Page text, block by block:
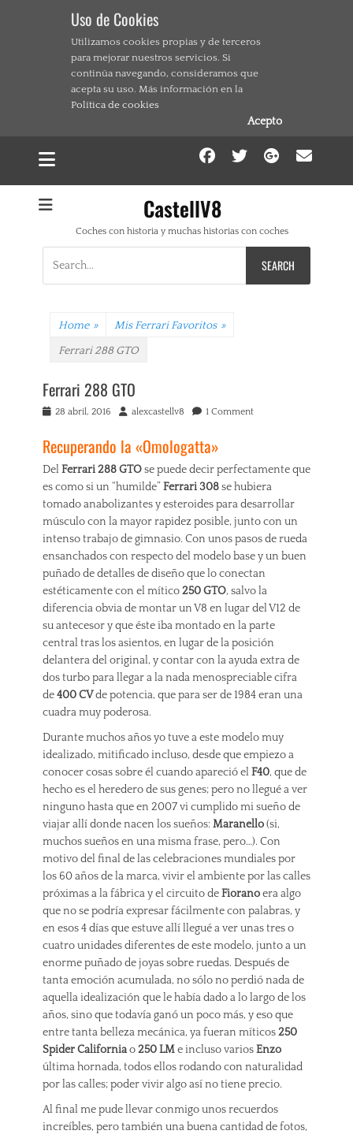
Uso de Cookies
Utilizamos cookies propias y de terceros
para mejorar nuestros servicios. Si
continúa navegando, consideramos que
acepta su uso. Más información en la
Política de cookies
Acepto
Facebook
Twitter
CastellV8
Coches con historia y muchas historias con coches
for:
Home » Mis Ferrari Favoritos »
Ferrari 288 GTO
Ferrari 288 GTO
Posted28 abril, 2016 Author
alexcastellv8 1 Comment
Recuperando la «Omologatta»
DelFerrari288 GTOse puede decir perfectamente que
es como si un “humilde” Ferrari 308se hubiera
tomado anabolizantes y esteroides para desarrollar
músculo con la mayor rapidez posible, junto con un
intenso trabajo de gimnasio. Con unos pasos de rueda
ensanchados con respecto del modelo base y un buen
puñado de detalles de diseño que lo conectan
estéticamente con el mítico250 GTO, salvo la
diferencia obvia de montar un V8 en lugar del V12 de
su antecesor y que éste iba montado en la parte
central tras los asientos, en lugar de la posición
delantera del original, y contar con la ayuda extra de
dos turbo para llegar a la nada menospreciable cifra
de400 CVde potencia, que para ser de 1984 eran una
cuadra muy poderosa.
Durante muchos años yo tuve a este modelo muy
idealizado, mitificado incluso, desde que empiezo a
conocer cosas sobre él cuando apareció elF40, que de
hecho es el heredero de sus genes; pero no llegué a ver
ninguno hasta que en 2007 vi cumplido mi sueño de
viajar allí donde nacen los sueños:Maranello(si,
muchos sueños en una misma frase, pero…). Con
motivo del final de las celebraciones mundiales por
los 60 años de la marca, vivir el ambiente por las calles
próximas a la fábrica y el circuito deFioranoera algo
que no se podría expresar fácilmente con palabras, y
en esos 4 días que estuve allí llegué a ver unas tres o
cuatro unidades diferentes de este modelo, junto a un
enorme puñado de joyas sobre ruedas. Después de
tanta emoción acumulada, no sólo no perdió nada de
aquella idealización que le había dado a lo largo de los
años, sino que todavía ganó un poco más, y eso que
entre tanta belleza mecánica, ya fueran míticos250
Spider Californiao250 LMe incluso variosEnzo
última hornada, todos ellos rodando con naturalidad
por las calles; poder vivir algo así no tiene precio.
Al final me pude llevar conmigo unos recuerdos
increíbles, pero también una buena cantidad de fotos,